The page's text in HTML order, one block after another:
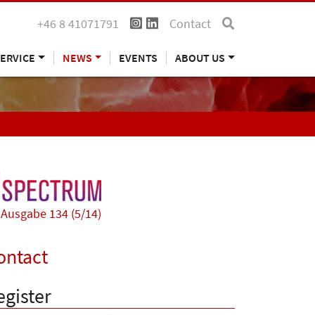
+46 8 41071791 Contact
NEWS EVENTS ABOUT US
Ausgabe 134 (5/14)